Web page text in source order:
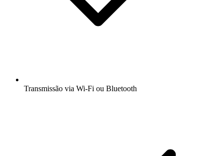
Transmissão via Wi-Fi ou Bluetooth